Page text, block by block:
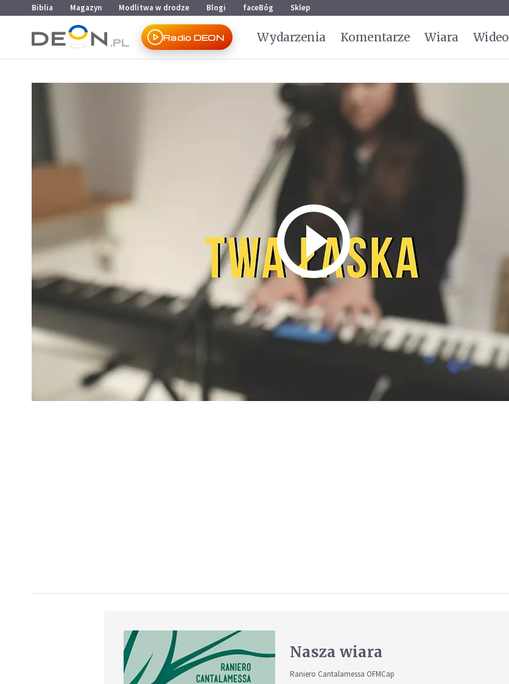
Przejdź do menu głównego
Przejdź do treści
Biblia Magazyn Modlitwa w drodze Blogi faceBóg Sklep
Radio DEON Wydarzenia Komentarze Wiara Wideo
Nasza wiara
Raniero Cantalamessa OFMCap